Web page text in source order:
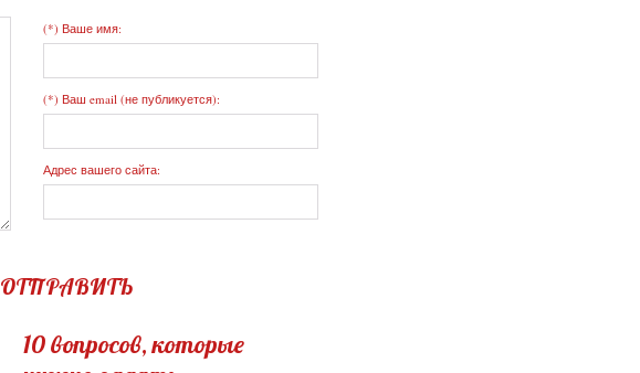
(*) Ваше имя:
(*) Ваш email (не публикуется):
Адрес вашего сайта:
ОТПРАВИТЬ
10 вопросов, которые